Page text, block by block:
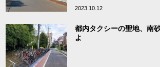
2023.10.12
都内タクシーの聖地、南
よ